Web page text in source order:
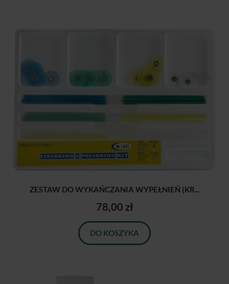
ZESTAW DO WYKAŃCZANIA WYPEŁNIEŃ (KR...
78,00 zł
DO KOSZYKA